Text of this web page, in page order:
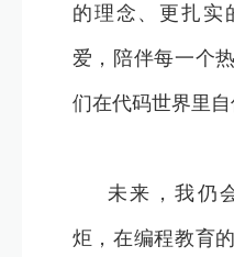
的理念、更扎实
爱，陪伴每一个
们在代码世界里自
未来，我仍
炬，在编程教育